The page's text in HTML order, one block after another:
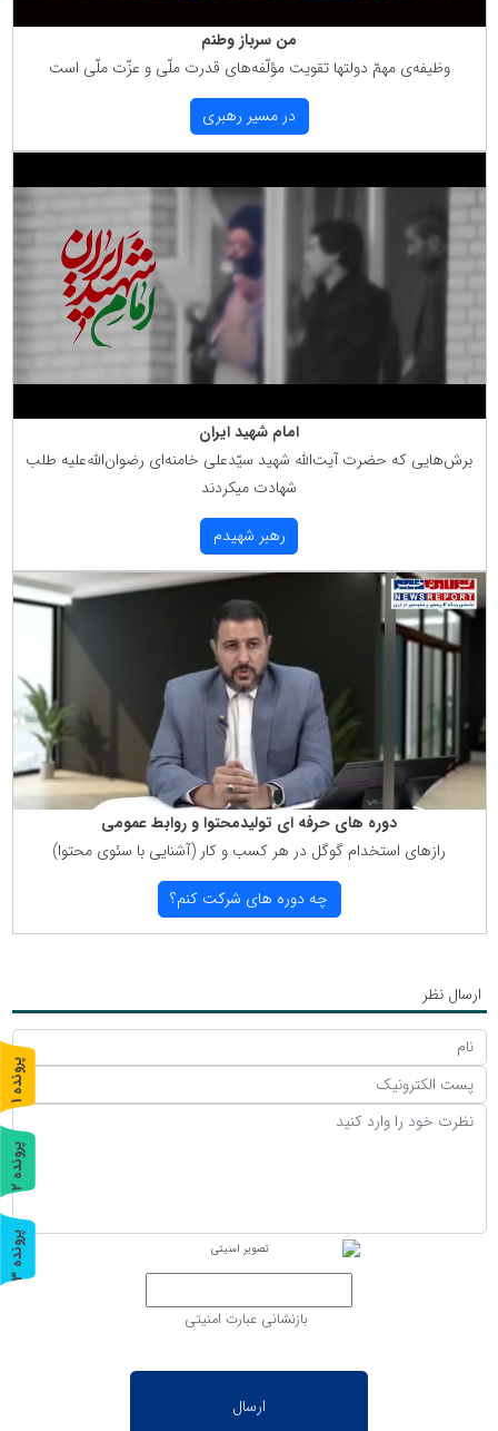
من سرباز وطنم
وظیفه‌ی مهمّ دولتها تقویت مؤلّفه‌های قدرت ملّی و عزّت ملّی است
در مسیر رهبری
امام شهید ایران
برش‌هایی كه حضرت آیت‌الله شهید سیّدعلی خامنه‌ای رضوان‌الله‌علیه طلب
شهادت میكردند
رهبر شهیدم
دوره های حرفه ای تولیدمحتوا و روابط عمومی
رازهای استخدام گوگل در هر كسب و كار (آشنایی با سئوی محتوا)
چه دوره های شركت كنم؟
ارسال نظر
بازنشانی عبارت امنیتی
پ
ر
و
ن
د
ه
1
پ
ر
و
ن
د
ه
2
پ
ر
و
ن
د
ه
3